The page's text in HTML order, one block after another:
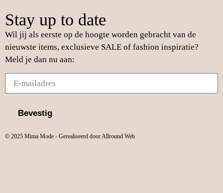
Stay up to date
Wil jij als eerste op de hoogte worden gebracht van de
nieuwste items, exclusieve SALE of fashion inspiratie?
Meld je dan nu aan:
Bevestig
© 2025 Mima Mode - Gerealiseerd door Allround Web